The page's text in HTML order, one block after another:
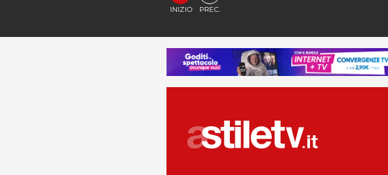
INIZIO PREC.